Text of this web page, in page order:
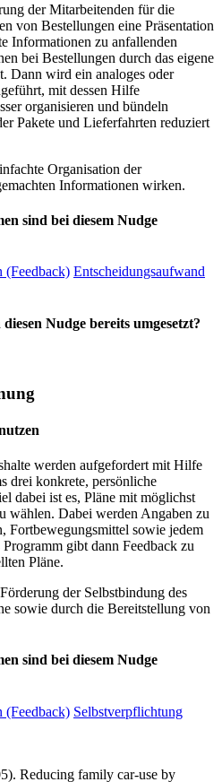
der Mitarbeitenden für die
von Bestellungen eine Präsentation
Informationen zu anfallenden
bei Bestellungen durch das eigene
Dann wird ein analoges oder
mit dessen Hilfe
organisieren und bündeln
Pakete und Lieferfahrten reduziert
Organisation der
Informationen wirken.
sind bei diesem Nudge
(Feedback) Entscheidungsaufwand
Nudge bereits umgesetzt?
werden aufgefordert mit Hilfe
drei konkrete, persönliche
dabei ist es, Pläne mit möglichst
wählen. Dabei werden Angaben zu
Fortbewegungsmittel sowie jedem
gibt dann Feedback zu
Pläne.
der Selbstbindung des
sowie durch die Bereitstellung von
sind bei diesem Nudge
(Feedback) Selbstverpflichtung
Reducing family car-use by